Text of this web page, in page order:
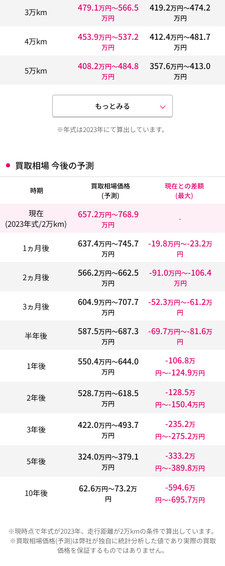
3万km 479.1万円〜566.5
万円
419.2万円〜474.2
万円
4万km 453.9万円〜537.2
万円
412.4万円〜481.7
万円
5万km 408.2万円〜484.8
万円
357.6万円〜413.0
万円
もっとみる
※年式は2023年にて算出しています。
買取相場 今後の予測
時期
買取相場価格
(予測)
現在との差額
(最大)
現在
(2023年式/2万km)
657.2万円〜768.9
万円
-
1ヵ月後 637.4万円〜745.7
万円
-19.8万円〜-23.2万
円
2ヵ月後 566.2万円〜662.5
万円
-91.0万円〜-106.4
万円
3ヵ月後 604.9万円〜707.7
万円
-52.3万円〜-61.2万
円
半年後 587.5万円〜687.3
万円
-69.7万円〜-81.6万
円
1年後 550.4万円〜644.0
万円
-106.8万
円〜-124.9万円
2年後 528.7万円〜618.5
万円
-128.5万
円〜-150.4万円
3年後 422.0万円〜493.7
万円
-235.2万
円〜-275.2万円
5年後 324.0万円〜379.1
万円
-333.2万
円〜-389.8万円
10年後 62.6万円〜73.2万
円
-594.6万
円〜-695.7万円
※現時点で年式が2023年、走行距離が2万kmの条件で算出しています。
※買取相場価格(予測)は弊社が独自に統計分析した値であり実際の買取
価格を保証するものではありません。